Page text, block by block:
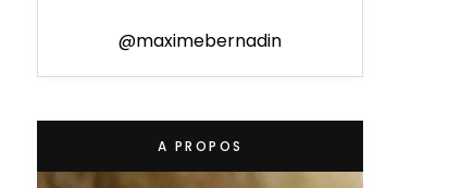
@maximebernadin
A PROPOS